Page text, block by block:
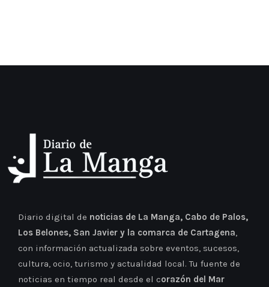
Diario digital de noticias de La Manga, Cabo de Palos,
Los Belones, San Javier y la comarca de Cartagena,
con información actualizada sobre eventos, sucesos,
cultura, ocio, turismo y actualidad local. Tu fuente de
noticias en tiempo real desde el corazón del Mar